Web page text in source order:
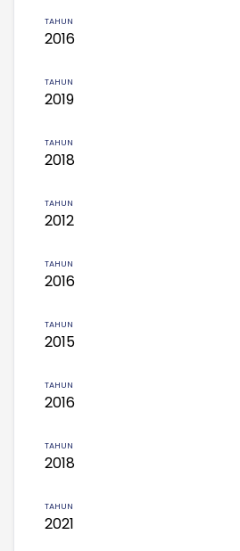
2016
2019
2018
2012
2016
2015
2016
2018
2021